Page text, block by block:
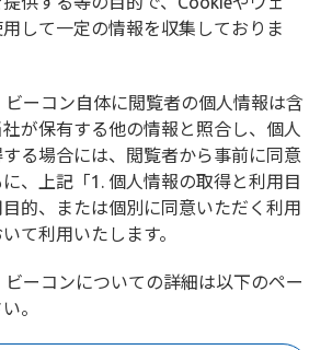
して一定の情報を収集しておりま
ーコン自体に閲覧者の個人情報は含
が保有する他の情報と照合し、個人
る場合には、閲覧者から事前に同意
、上記「1. 個人情報の取得と利用目
的、または個別に同意いただく利用
て利用いたします。
ーコンについての詳細は以下のペー
。